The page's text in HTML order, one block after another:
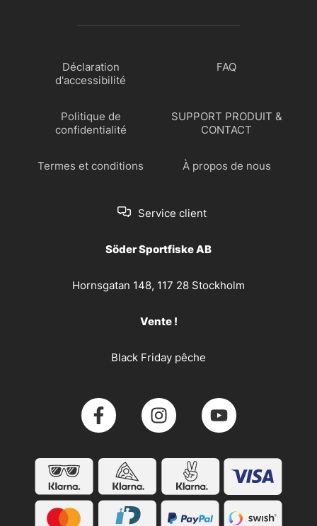
Déclaration
d'accessibilité
FAQ
Politique de
confidentialité
SUPPORT PRODUIT &
CONTACT
Termes et conditions À propos de nous
Service client
Söder Sportfiske AB
Hornsgatan 148, 117 28 Stockholm
Vente !
Black Friday pêche